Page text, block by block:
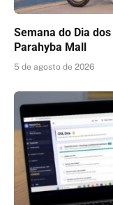
Semana do Dia
Parahyba Mall
5 de agosto de 2026